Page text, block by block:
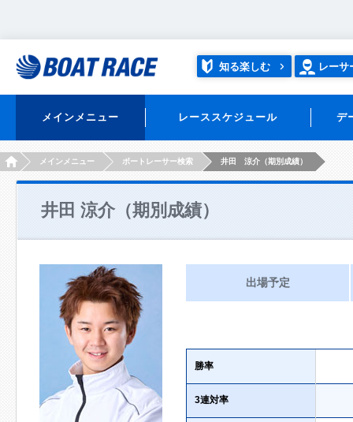
知る楽しむ レーサ
メインメニュー レーススケジュール デ
HOMEメインメニュー ボートレーサー検索 井田 涼介（期別成績）
井田 涼介（期別成績）
出場予定
勝率
3連対率